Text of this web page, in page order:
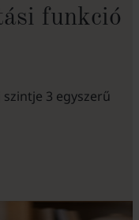
funkció
3 egyszerű